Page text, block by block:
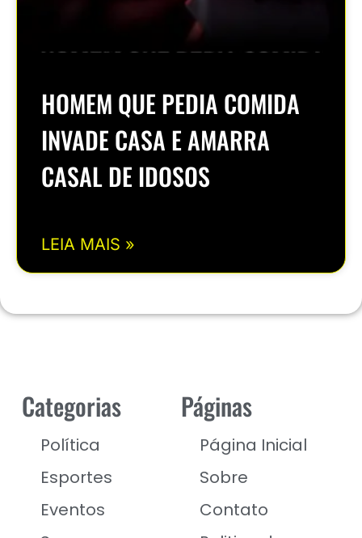
HOMEM QUE PEDIA COMIDA
INVADE CASA E AMARRA
CASAL DE IDOSOS
LEIA MAIS »
Categorias
Política
Esportes
Eventos
Páginas
Página Inicial
Sobre
Contato